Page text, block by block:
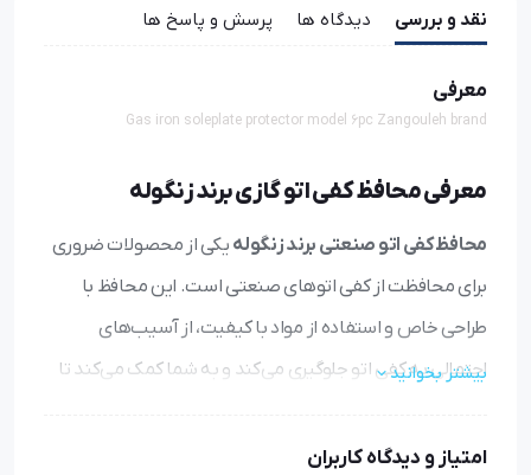
نقد و بررسی دیدگاه ها پرسش و پاسخ ها
معرفی
Gas iron soleplate protector model 6pc Zangouleh brand
معرفی محافظ کفی اتو گازی برند زنگوله
محافظ کفی اتو صنعتی برند زنگوله یکی از محصولات ضروری
برای محافظت از کفی اتوهای صنعتی است. این محافظ با
طراحی خاص و استفاده از مواد با کیفیت، از آسیب‌های
احتمالی به کفی اتو جلوگیری می‌کند و به شما کمک می‌کند تا
مشخصات و مزایای این محافظ را بررسی خواهیم کرد.
بیشتر بخوانید
امتیاز و دیدگاه کاربران